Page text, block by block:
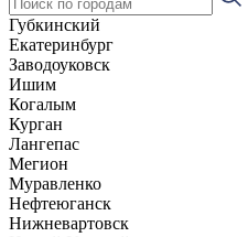
Губкинский
Екатеринбург
Заводоуковск
Ишим
Когалым
Курган
Лангепас
Мегион
Муравленко
Нефтеюганск
Нижневартовск